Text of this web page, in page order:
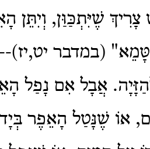
שֶׁיִּתְכַּוַּן, וְיִתֵּן
(במדבר
אֲבָל אִם נָפַל
אוֹ שֶׁנָּטַל הָאֵפֶר